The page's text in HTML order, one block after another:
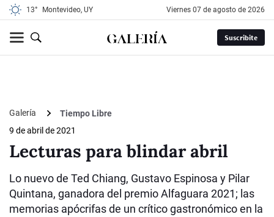
13° Montevideo, UY viernes 07 de agosto de 2026
Suscribite
Galería
Tiempo Libre
9 de abril de 2021
Lecturas para blindar abril
Lo nuevo de Ted Chiang, Gustavo Espinosa y Pilar
Quintana, ganadora del premio Alfaguara 2021; las
memorias apócrifas de un crítico gastronómico en la